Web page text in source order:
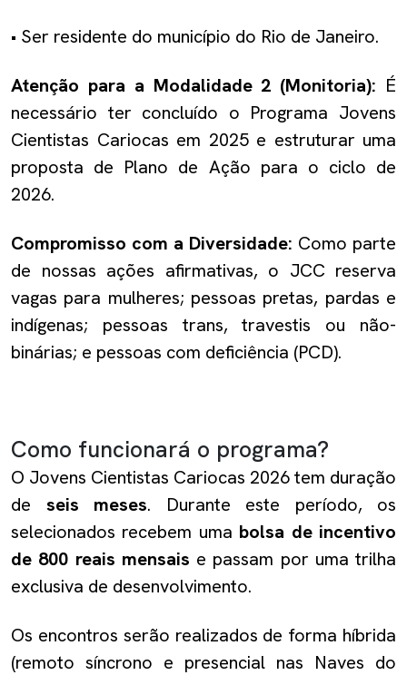
• Ser residente do município do Rio de Janeiro.
Atenção para a Modalidade 2 (Monitoria): É
necessário ter concluído o Programa Jovens
Cientistas Cariocas em 2025 e estruturar uma
proposta de Plano de Ação para o ciclo de
2026.
Compromisso com a Diversidade: Como parte
de nossas ações afirmativas, o JCC reserva
vagas para mulheres; pessoas pretas, pardas e
indígenas; pessoas trans, travestis ou não-
binárias; e pessoas com deficiência (PCD).
Como funcionará o programa?
O Jovens Cientistas Cariocas 2026 tem duração
de seis meses. Durante este período, os
selecionados recebem uma bolsa de incentivo
de 800 reais mensais e passam por uma trilha
exclusiva de desenvolvimento.
Os encontros serão realizados de forma híbrida
(remoto síncrono e presencial nas Naves do